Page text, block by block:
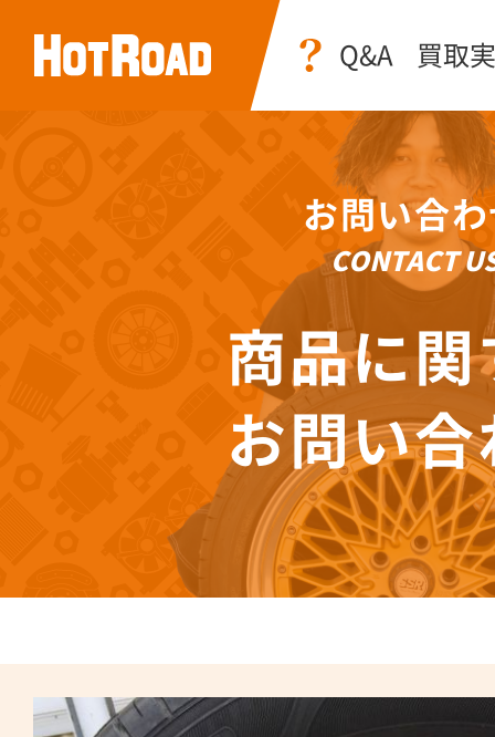
Q&A 買取
お問い合
CONTACT
商品に関
お問い合